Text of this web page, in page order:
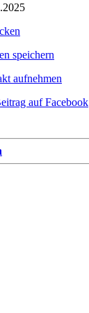
speichern
aufnehmen
auf Facebook